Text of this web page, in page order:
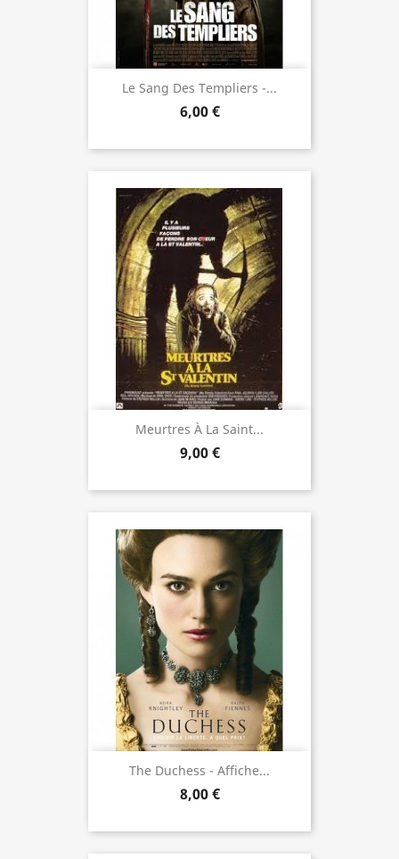
Le Sang Des Templiers -...
6,00 €
Meurtres À La Saint...
9,00 €
The Duchess - Affiche...
8,00 €